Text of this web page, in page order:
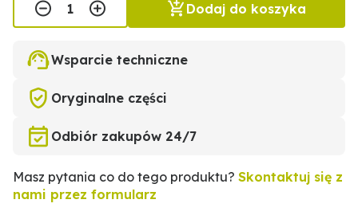
Dodaj do koszyka
Wsparcie techniczne
Oryginalne części
Odbiór zakupów 24/7
Masz pytania co do tego produktu? Skontaktuj się z
nami przez formularz